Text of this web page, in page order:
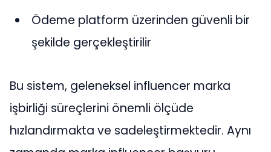
Ödeme platform üzerinden güvenli bir
şekilde gerçekleştirilir
Bu sistem, geleneksel influencer marka
işbirliği süreçlerini önemli ölçüde
hızlandırmakta ve sadeleştirmektedir. Aynı